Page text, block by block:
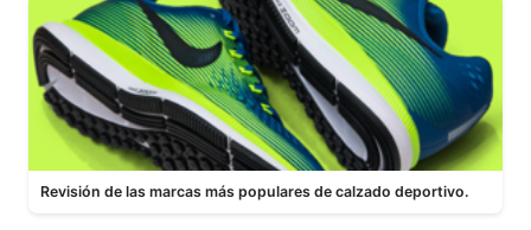
Revisión de las marcas más populares de calzado deportivo.